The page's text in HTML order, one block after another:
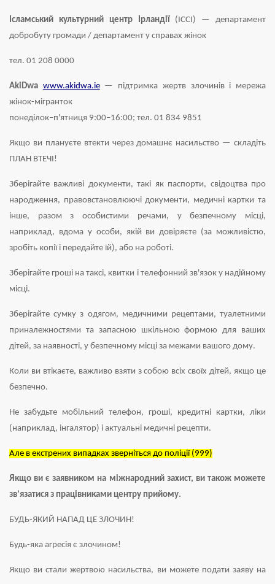
Ісламський культурний центр Ірландії (ICCI) — департамент
добробуту громади / департамент у справах жінок
тел. 01 208 0000
AkiDwa www.akidwa.ie— підтримка жертв злочинів і мережа
жінок-мігранток
понеділок–п'ятниця 9:00–16:00; тел. 01 834 9851
Якщо ви плануєте втекти через домашнє насильство — складіть
ПЛАН ВТЕЧІ!
Зберігайте важливі документи, такі як паспорти, свідоцтва про
народження, правовстановлюючі документи, медичні картки та
інше, разом з особистими речами, у безпечному місці,
наприклад, вдома у особи, якій ви довіряєте (за можливістю,
зробіть копії і передайте їй), або на роботі.
Зберігайте гроші на таксі, квитки і телефонний зв'язок у надійному
місці.
Зберігайте сумку з одягом, медичними рецептами, туалетними
приналежностями та запасною шкільною формою для ваших
дітей, за наявності, у безпечному місці за межами вашого дому.
Коли ви втікаєте, важливо взяти з собою всіх своїх дітей, якщо це
безпечно.
Не забудьте мобільний телефон, гроші, кредитні картки, ліки
(наприклад, інгалятор) і актуальні медичні рецепти.
Але в екстрених випадках зверніться до поліції (999)
Якщо ви є заявником на міжнародний захист, ви також можете
зв’язатися з працівниками центру прийому.
БУДЬ-ЯКИЙ НАПАД ЦЕ ЗЛОЧИН!
Будь-яка агресія є злочином!
Якщо ви стали жертвою насильства, ви можете подати заяву на